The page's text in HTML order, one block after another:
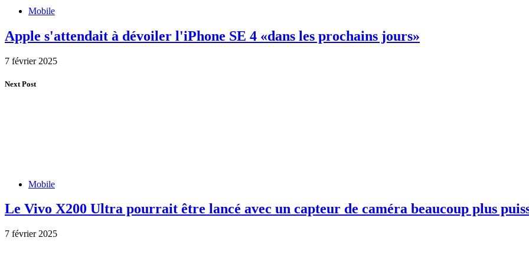
Mobile
Apple s'attendait à dévoiler l'iPhone SE 4 «dans les prochains jours»
7 février 2025
Next Post
Mobile
Le Vivo X200 Ultra pourrait être lancé avec un capteur de caméra beaucoup plus
7 février 2025